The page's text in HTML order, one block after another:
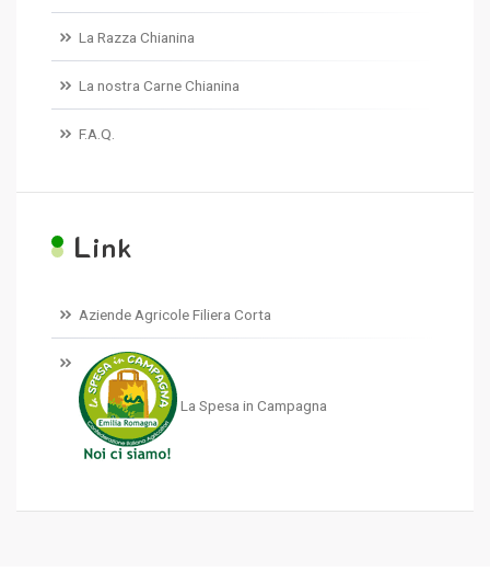
La Razza Chianina
La nostra Carne Chianina
F.A.Q.
Link
Aziende Agricole Filiera Corta
La Spesa in Campagna